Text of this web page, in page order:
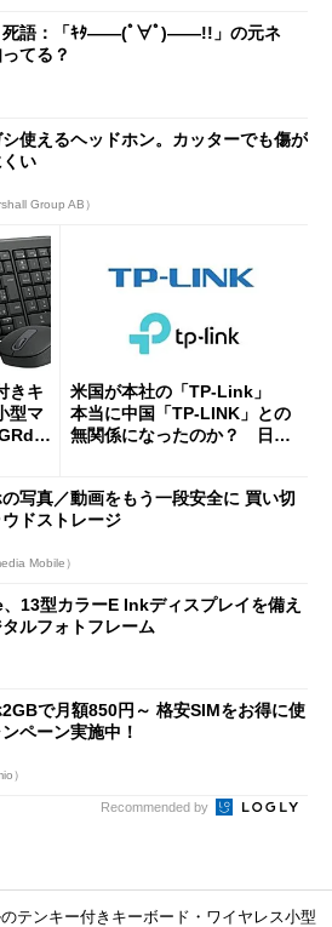
死語：「ｷﾀ――(ﾟ∀ﾟ)――!!」の元ネ
てる？
使えるヘッドホン。カッターでも傷が
い
Group AB）
きキ
型マ
」
米国が本社の「TP-Link」
本当に中国「TP-LINK」との
無関係になったのか？ 日本
の写真／動画をもう一段安全に 買い切
ウドストレージ
Mobile）
13型カラーE Inkディスプレイを備え
ルフォトフレーム
2GBで月額850円～ 格安SIMをお得に使
ペーン実施中！
）
Recommended by
テンキー付きキーボード・ワイヤレス小型